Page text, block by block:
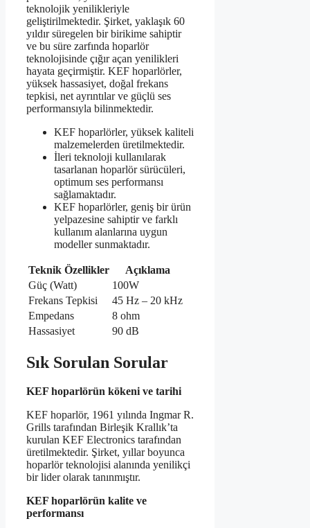
teknolojik yenilikleriyle
geliştirilmektedir. Şirket, yaklaşık 60
yıldır süregelen bir birikime sahiptir
ve bu süre zarfında hoparlör
teknolojisinde çığır açan yenilikleri
hayata geçirmiştir. KEF hoparlörler,
yüksek hassasiyet, doğal frekans
tepkisi, net ayrıntılar ve güçlü ses
performansıyla bilinmektedir.
KEF hoparlörler, yüksek kaliteli
malzemelerden üretilmektedir.
İleri teknoloji kullanılarak
tasarlanan hoparlör sürücüleri,
optimum ses performansı
sağlamaktadır.
KEF hoparlörler, geniş bir ürün
yelpazesine sahiptir ve farklı
kullanım alanlarına uygun
modeller sunmaktadır.
Teknik Özellikler
Açıklama
Güç (Watt)
100W
Frekans Tepkisi
45 Hz – 20 kHz
Empedans
8 ohm
Hassasiyet
90 dB
Sık Sorulan Sorular
KEF hoparlörün kökeni ve tarihi
KEF hoparlör, 1961 yılında Ingmar R.
Grills tarafından Birleşik Krallık’ta
kurulan KEF Electronics tarafından
üretilmektedir. Şirket, yıllar boyunca
hoparlör teknolojisi alanında yenilikçi
bir lider olarak tanınmıştır.
KEF hoparlörün kalite ve
performansı